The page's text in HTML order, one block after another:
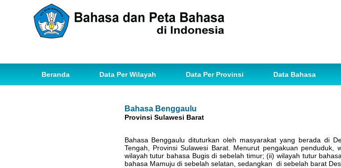
Beranda Data Per Wilayah Data Per Provinsi Data Bahasa
Bahasa Benggaulu
Provinsi Sulawesi Barat
Bahasa Benggaulu dituturkan oleh masyarakat yang berada di
Tengah, Provinsi Sulawesi Barat. Menurut pengakuan
wilayah tutur bahasa Bugis di sebelah timur; (ii) wilayah tutur
bahasa Mamuju di sebelah selatan, sedangkan di sebelah barat